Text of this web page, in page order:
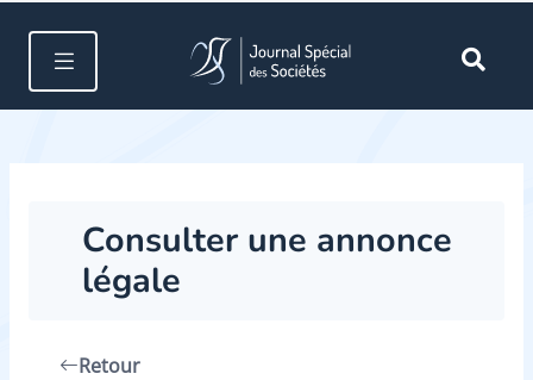
Consulter une annonce
légale
Retour